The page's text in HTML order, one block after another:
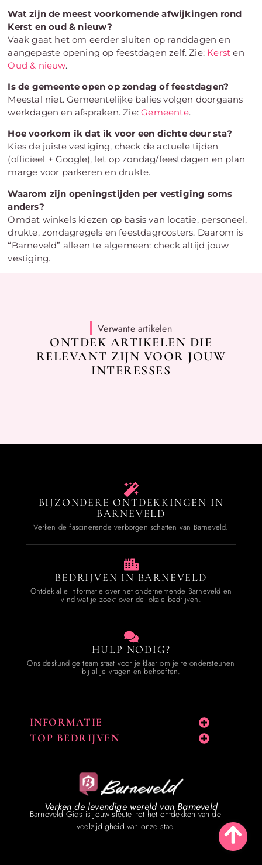
Wat zijn de meest voorkomende afwijkingen rond
Kerst en oud & nieuw?
Vaak gaat het om eerder sluiten op randdagen en
aangepaste opening op feestdagen zelf. Zie: Kerst en
Oud & nieuw.
Is de gemeente open op zondag of feestdagen?
Meestal niet. Gemeentelijke balies volgen doorgaans
werkdagen en afspraken. Zie:Gemeente.
Hoe voorkom ik dat ik voor een dichte deur sta?
Kies de juiste vestiging, check de actuele tijden
(officieel + Google), let op zondag/feestdagen en plan
marge voor parkeren en drukte.
Waarom zijn openingstijden per vestiging soms
anders?
Omdat winkels kiezen op basis van locatie, personeel,
drukte, zondagregels en feestdagroosters. Daarom is
“Barneveld” alleen te algemeen: check altijd jouw
vestiging.
Verwante artikelen
ONTDEK ARTIKELEN DIE
RELEVANT ZIJN VOOR JOUW
INTERESSES
BIJZONDERE ONTDEKKINGEN IN
BARNEVELD
Verken de fascinerende verborgen schatten van Barneveld.
BEDRIJVEN IN BARNEVELD
Ontdek alle informatie over het ondernemende Barneveld en
vind wat je zoekt over de lokale bedrijven.
HULP NODIG?
Ons deskundige team staat voor je klaar om je te ondersteunen
bij al je vragen en behoeften.
INFORMATIE
TOP BEDRIJVEN
Verken de levendige wereld van Barneveld
Barneveld Gids is jouw sleutel tot het ontdekken van de
veelzijdigheid van onze stad